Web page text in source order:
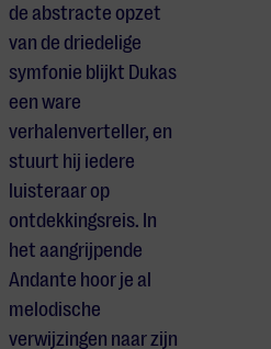
de abstracte opzet
van de driedelige
symfonie blijkt Dukas
een ware
verhalenverteller, en
stuurt hij iedere
luisteraar op
ontdekkingsreis. In
het aangrijpende
Andante hoor je al
melodische
verwijzingen naar zijn